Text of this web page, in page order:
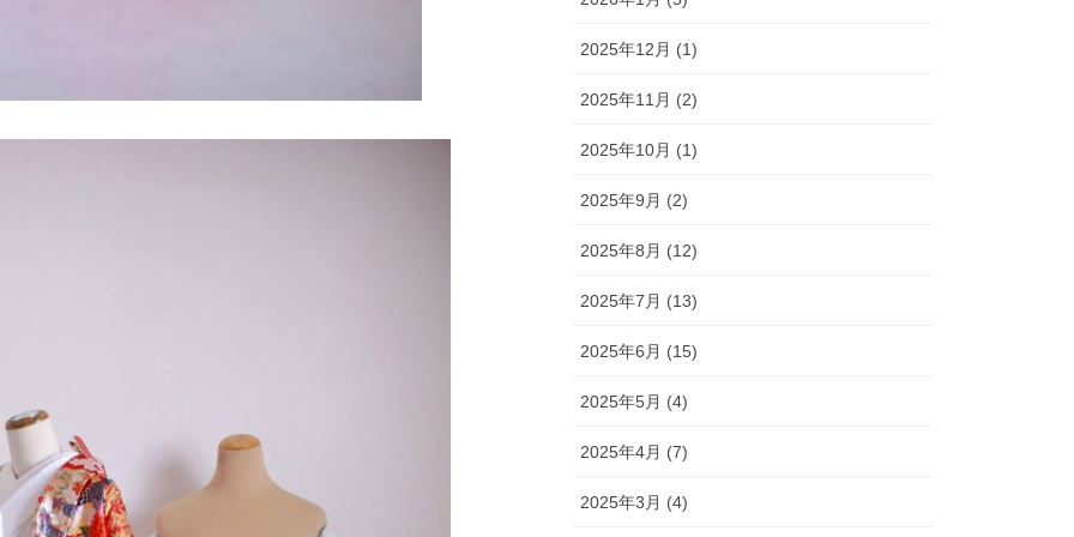
2025年12月 (1)
2025年11月 (2)
2025年10月 (1)
2025年9月 (2)
2025年8月 (12)
2025年7月 (13)
2025年6月 (15)
2025年5月 (4)
2025年4月 (7)
2025年3月 (4)